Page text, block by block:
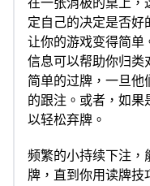
定自己的决定是否
让你的游戏变得简单
信息可以帮助你归类
简单的过牌，一旦
的跟注。或者，如
以轻松弃牌。
频繁的小持续下注，
牌，直到你用读牌